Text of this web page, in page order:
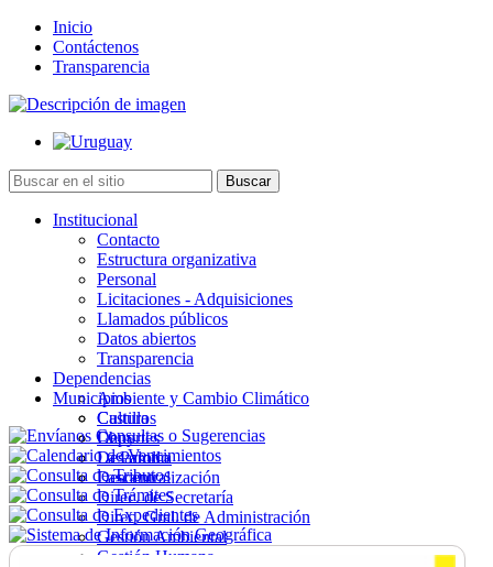
Inicio
Contáctenos
Transparencia
Institucional
Contacto
Estructura organizativa
Personal
Licitaciones - Adquisiciones
Llamados públicos
Datos abiertos
Transparencia
Dependencias
Ambiente y Cambio Climático
Cultura
Deportes
Desarrollo
Descentralización
Direc. de Secretaría
Direc. Gral. de Administración
Gestión Ambiental
Gestión Humana
Municipios
Castillos
Chuy
La Paloma
Lascano